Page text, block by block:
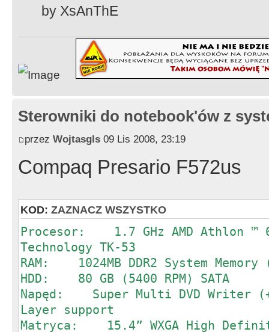
by XsAnThE
Sterowniki do notebook'ów z
przez Wojtasgls 09 Lis 2008, 23:19
Compaq Presario F572us
KOD: ZAZNACZ WSZYSTKO
Procesor: 1.7 GHz AMD Athlon ™
Technology TK-53
RAM: 1024MB DDR2 System Memory
HDD: 80 GB (5400 RPM) SATA
Napęd: Super Multi DVD Writer
Layer support
Matryca: 15.4” WXGA High